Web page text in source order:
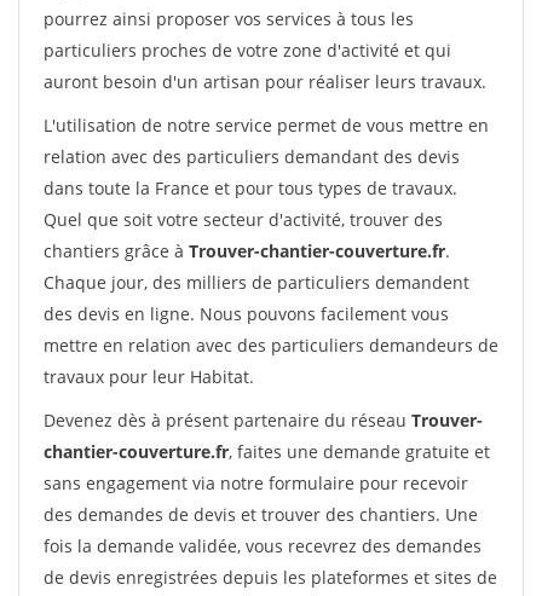
pourrez ainsi proposer vos services à tous les
particuliers proches de votre zone d'activité et qui
auront besoin d'un artisan pour réaliser leurs travaux.
L'utilisation de notre service permet de vous mettre en
relation avec des particuliers demandant des devis
dans toute la France et pour tous types de travaux.
Quel que soit votre secteur d'activité, trouver des
chantiers grâce à Trouver-chantier-couverture.fr.
Chaque jour, des milliers de particuliers demandent
des devis en ligne. Nous pouvons facilement vous
mettre en relation avec des particuliers demandeurs de
travaux pour leur Habitat.
Devenez dès à présent partenaire du réseau Trouver-
chantier-couverture.fr, faites une demande gratuite et
sans engagement via notre formulaire pour recevoir
des demandes de devis et trouver des chantiers. Une
fois la demande validée, vous recevrez des demandes
de devis enregistrées depuis les plateformes et sites de